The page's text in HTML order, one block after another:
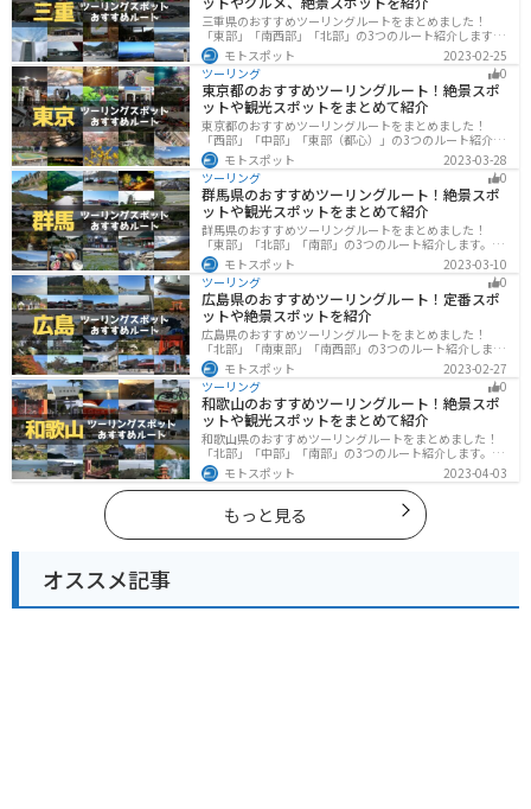
三重県のおすすめツーリングルートをまとめました！
「東部」「南西部」「北部」の3つのルート紹介します。
標高の高いスカイラインからリアス式海岸まであるの
で、飽きることなくツーリングを堪能できます。バイク
で三重県にツーリングに行く際は参考にしてください。
モトスポット
2023-02-25
ツーリング
0
東京都のおすすめツーリングルート！絶景スポ
ットや観光スポットをまとめて紹介
東京都のおすすめツーリングルートをまとめました！
「西部」「中部」「東部（都心）」の3つのルート紹介し
ます。西に行けば奥多摩の自然、東に行けば都心スポッ
トと、自然も街も楽しめるスポットが多数あります。バ
イクで東京都にツーリングに行く際は参考にしてくださ
い。
モトスポット
2023-03-28
ツーリング
0
群馬県のおすすめツーリングルート！絶景スポ
ットや観光スポットをまとめて紹介
群馬県のおすすめツーリングルートをまとめました！
「東部」「北部」「南部」の3つのルート紹介します。草
津温泉や伊香保温泉など全国でも有名な温泉や豊かな自
然を満喫するツーリングができます。バイクで群馬県に
ツーリングに行く際は参考にしてください。
モトスポット
2023-03-10
ツーリング
0
広島県のおすすめツーリングルート！定番スポ
ットや絶景スポットを紹介
広島県のおすすめツーリングルートをまとめました！
「北部」「南東部」「南西部」の3つのルート紹介しま
す。自然豊かな山と海だけでなく、歴史的価値のある建
造物も多数あるので、飽きることなくツーリングを堪能
できます。バイクで広島県にツーリングに行く際は参考
にしてください。
モトスポット
2023-02-27
ツーリング
0
和歌山のおすすめツーリングルート！絶景スポ
ットや観光スポットをまとめて紹介
和歌山県のおすすめツーリングルートをまとめました！
「北部」「中部」「南部」の3つのルート紹介します。海
と山に囲まれた自然豊かなエリアが広がり、様々な楽し
み方ができます。バイクで和歌山県にツーリングに行く
際は参考にしてください。
モトスポット 2023-04-03
もっと見る
オススメ記事